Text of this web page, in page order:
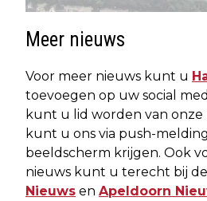
Meer nieuws
Voor meer nieuws kunt u
toevoegen op uw social
kunt u lid worden van onze
kunt u ons via push-
beeldscherm krijgen. Ook
nieuws kunt u terecht bij
Nieuws en Apeldoorn